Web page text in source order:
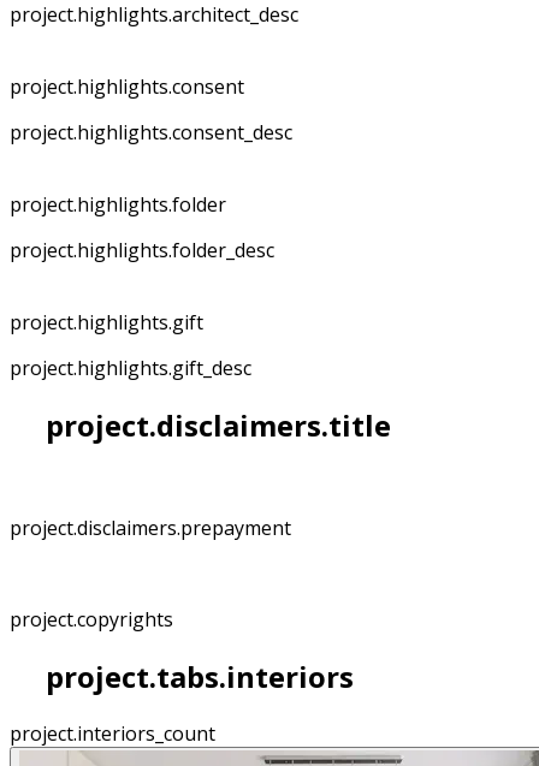
project.highlights.architect_desc
project.highlights.consent
project.highlights.consent_desc
project.highlights.folder
project.highlights.folder_desc
project.highlights.gift
project.highlights.gift_desc
project.disclaimers.title
project.disclaimers.prepayment
project.copyrights
project.tabs.interiors
project.interiors_count